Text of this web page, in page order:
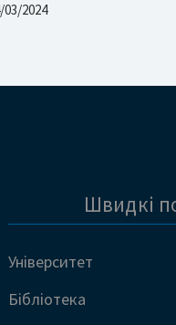
03/2024
Швидкі
Університет
Бібліотека